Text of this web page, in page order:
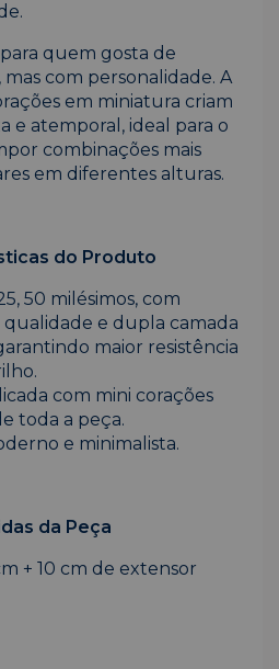
quem gosta de
mas com personalidade. A
em miniatura criam
e atemporal, ideal para o
combinações mais
em diferentes alturas.
do Produto
50 milésimos, com
e dupla camada
maior resistência
com mini corações
toda a peça.
e minimalista.
da Peça
+ 10 cm de extensor